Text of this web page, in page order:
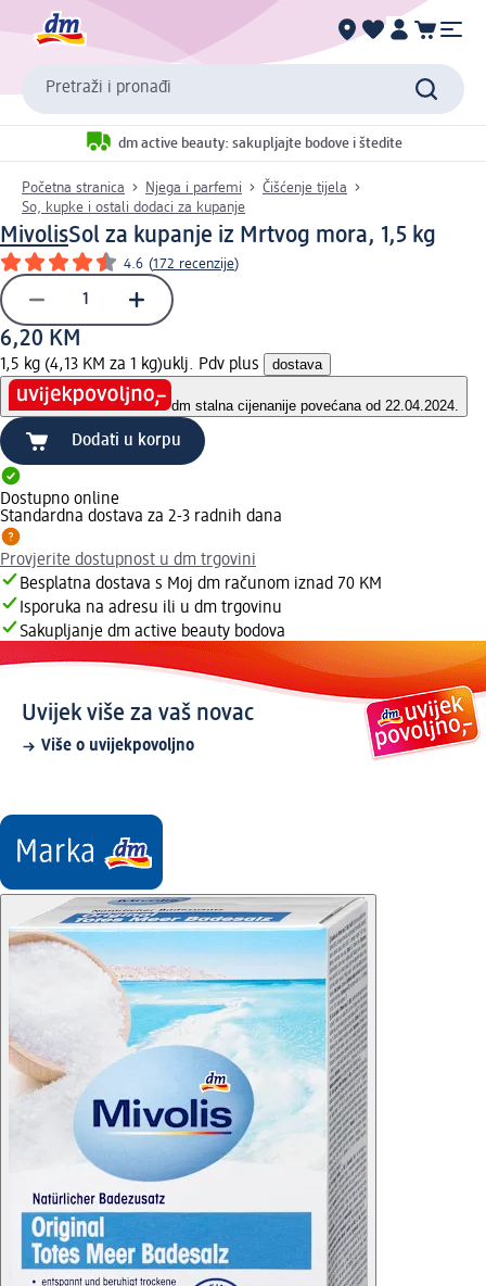
Pretraži i pronađi
dm active beauty: sakupljajte bodove i štedite
Početna stranica Njega i parfemi
Čišćenje tijela
So, kupke i ostali dodaci za kupanje
MivolisSol za kupanje iz Mrtvog mora, 1,5 kg
4.6 (172 recenzije)
6,20 KM
1,5 kg (4,13 KM za 1 kg)uklj. Pdv plus dostava
dm stalna cijenanije povećana od 22.04.2024.
Dodati u korpu
Dostupno online
Standardna dostava za 2-3 radnih dana
Provjerite dostupnost u dm trgovini
Besplatna dostava s Moj dm računom iznad 70 KM
Isporuka na adresu ili u dm trgovinu
Sakupljanje dm active beauty bodova
Uvijek više za vaš novac
Više o uvijekpovoljno